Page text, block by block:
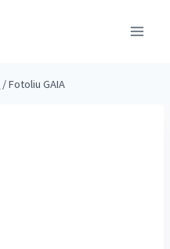
/Fotoliu GAIA